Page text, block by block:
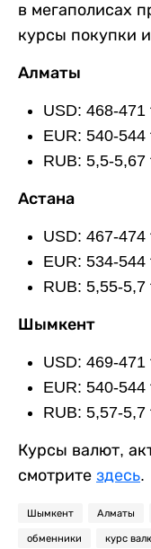
в мегаполисах
курсы покупки
Алматы
USD: 468-471
EUR: 540-544
RUB: 5,5-5,67
Астана
USD: 467-474
EUR: 534-544
RUB: 5,55-5,7
Шымкент
USD: 469-471
EUR: 540-544
RUB: 5,57-5,7
Курсы валют,
смотрите здесь.
Шымкент Алматы
обменники курс